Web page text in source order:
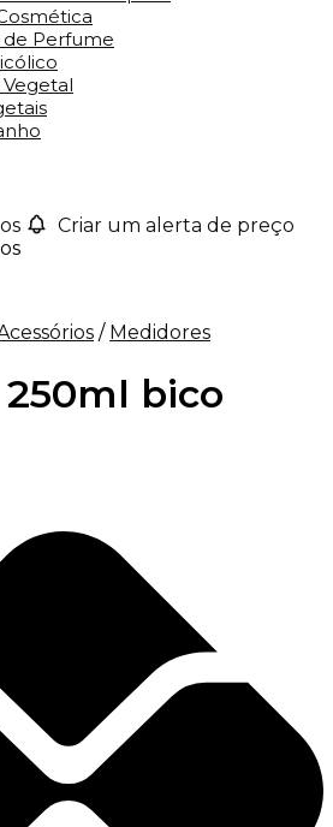
de Perfume
Criar um alerta de preço
/ Medidores
bico